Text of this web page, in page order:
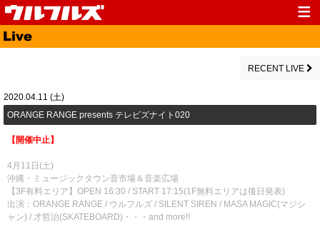
Top
Profile
Fanclub Goods
RECENT LIVE
2020.04.11 (土)
​ORANGE RANGE presents テレビズナイト020
【開催中止】
4月11日(土)
沖縄・ミュージックタウン音市場＆音楽広場
【3F有料エリア】OPEN 16:30 / START 17:15(1F無料エリアは後日発表)
出演：ORANGE RANGE / ウルフルズ / SILENT SIREN / MASA MAGIC(マジシ
ャン) / 才哲治(SKATEBOARD)・・・and more!!